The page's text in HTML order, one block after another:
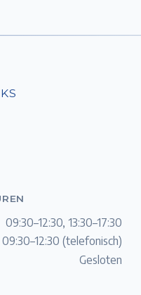
09:30–12:30, 13:30–17:30
09:30–12:30 (telefonisch)
Gesloten